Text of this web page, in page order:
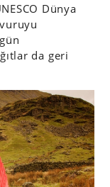
Dünya
da geri